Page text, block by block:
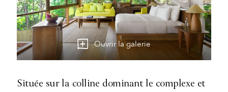
Ouvrir la galerie
Située sur la colline dominant le complexe et